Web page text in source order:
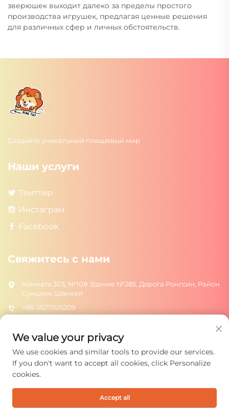
зверюшек выходит далеко за пределы простого
производства игрушек, предлагая ценные решения
для различных сфер и личных обстоятельств.
Создайте уникальный плюшевый мир
Наши услуги
Твиттер
Инстаграм
Facebook
Свяжитесь с нами
Комната 303, №10# Здание №285, Дорога Ронгсин, Район
Сунцзян, Шанхай
+86-18217615209
ОТПРАВИТЬ
Авторское право © 2025 Shanghai Rongtuo Toys Co., Ltd. Все
We value your privacy
We use cookies and similar tools to provide our services.
If you don't want to accept all cookies, click Personalize
cookies.
Accept all